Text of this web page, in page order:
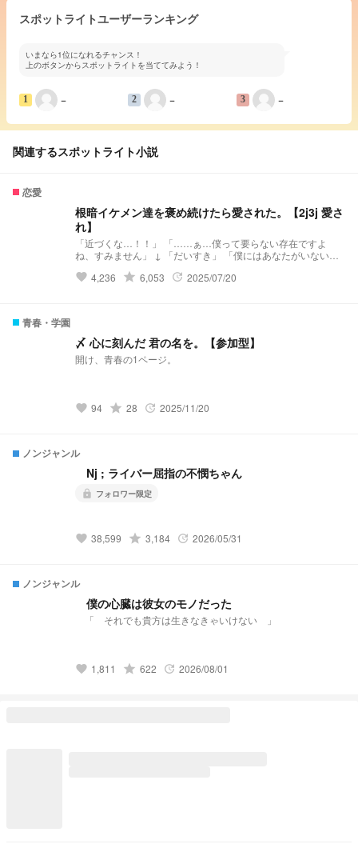
スポットライトユーザーランキング
いまなら1位になれるチャンス！
上のボタンからスポットライトを当ててみよう！
1 − 2 − 3 −
関連するスポットライト小説
恋愛
根暗イケメン達を褒め続けたら愛された。【2j3j 愛さ
れ】
「近づくな…！！」 「……ぁ…僕って要らない存在ですよ
ね、すみません」 ↓ 「だいすき」 「僕にはあなたがいないと
2025.3.22 ~
favorite 4,236 grade 6,053 update 2025/07/20
青春・学園
〆 心に刻んだ 君の名を。【参加型】
開け、青春の1ページ。
favorite 94 grade 28 update 2025/11/20
ノンジャンル
Nj ; ライバー屈指の不憫ちゃん
lock フォロワー限定
favorite 38,599 grade 3,184 update 2026/05/31
ノンジャンル
僕の心臓は彼女のモノだった
「 それでも貴方は生きなきゃいけない 」
favorite 1,811 grade 622 update 2026/08/01